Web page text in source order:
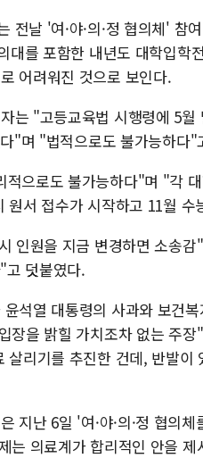
전날 '여·야·의·정 협의체' 참
대를 포함한 내년도 대학입학
어려워진 것으로 보인다.
는 "고등교육법 시행령에 5
"며 "법적으로도 불가능하다"
적으로도 불가능하다"며 "각
원서 접수가 시작하고 11월
인원을 지금 변경하면 소송
고 덧붙였다.
석열 대통령의 사과와 보건
장을 밝힐 가치조차 없는 주
살리기를 추진한 건데, 반발
지난 6일 '여·야·의·정 협의
는 의료계가 합리적인 안을